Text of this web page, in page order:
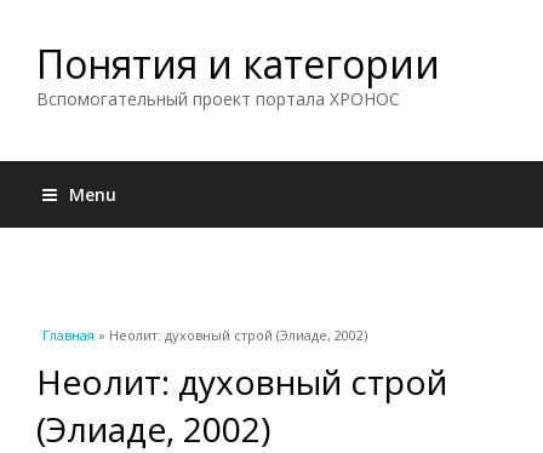
Понятия и категории
Вспомогательный проект портала ХРОНОС
Menu
Вы здесь
Главная » Неолит: духовный строй (Элиаде, 2002)
Неолит: духовный строй
(Элиаде, 2002)